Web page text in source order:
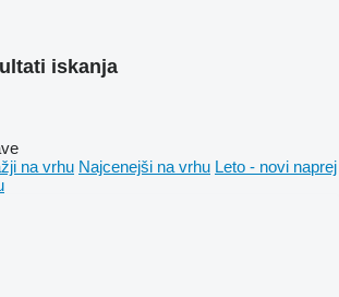
iskanja
na vrhu Najcenejši na vrhu Leto - novi naprej